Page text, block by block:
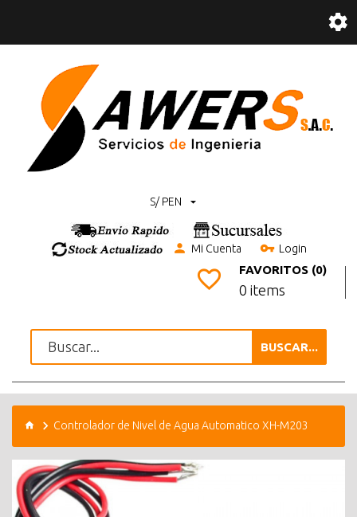
S/ PEN
Mi Cuenta Login
FAVORITOS (0)
0 items
BUSCAR...
Controlador de Nivel de Agua Automatico XH-M203